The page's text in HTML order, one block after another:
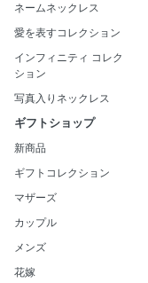
ネームネックレス
愛を表すコレクション
インフィニティ コレク
ション
写真入りネックレス
ギフトショップ
新商品
ギフトコレクション
マザーズ
カップル
メンズ
花嫁